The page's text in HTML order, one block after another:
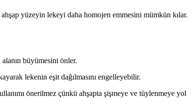
yüzeyin lekeyi daha homojen emmesini mümkün kılar.
büyümesini önler.
lekenin eşit dağılmasını engelleyebilir.
önerilmez çünkü ahşapta şişmeye ve tüylenmeye yol